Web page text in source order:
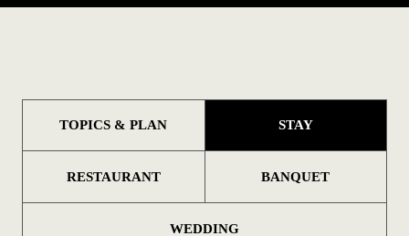
TOPICS & PLAN STAY
RESTAURANT BANQUET
WEDDING